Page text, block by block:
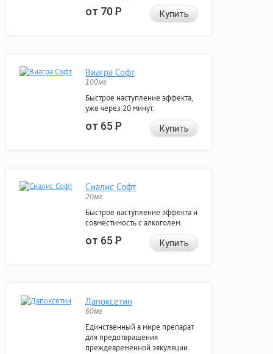
от 70Р Купить
Виагра Софт
100мг
Быстрое наступление эффекта,
уже через 20 минут.
от 65Р Купить
Сиалис Софт
20мг
Быстрое наступление эффекта и
совместимость с алкоголем.
от 65Р Купить
Дапоксетин
60мг
Единственный в мире препарат
для предотвращения
преждевременной эякуляции.